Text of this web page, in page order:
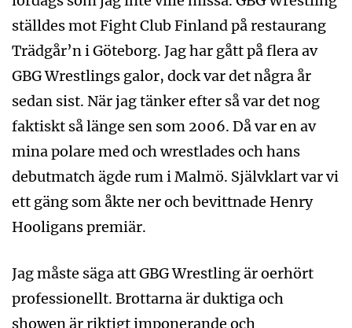
ställdes mot Fight Club Finland på restaurang
Trädgår’n i Göteborg. Jag har gått på flera av
GBG Wrestlings galor, dock var det några år
sedan sist. När jag tänker efter så var det nog
faktiskt så länge sen som 2006. Då var en av
mina polare med och wrestlades och hans
debutmatch ägde rum i Malmö. Självklart var vi
ett gäng som åkte ner och bevittnade Henry
Hooligans premiär.
Jag måste säga att GBG Wrestling är oerhört
professionellt. Brottarna är duktiga och
showen är riktigt imponerande och